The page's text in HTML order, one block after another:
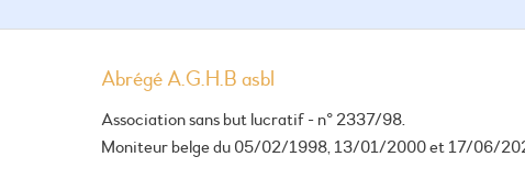
Abrégé A.G.H.B asbl
Association sans but lucratif - n° 2337/98.
Moniteur belge du 05/02/1998, 13/01/2000 et 17/06/